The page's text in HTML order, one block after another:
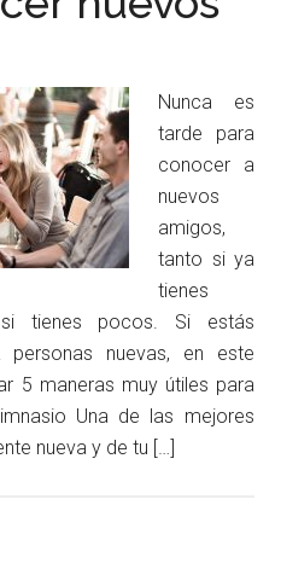
Nunca es
tarde para
conocer a
nuevos
amigos,
tanto si ya
tienes
tienes pocos. Si estás
nuevas, en este
5 maneras muy útiles para
Una de las mejores
nueva y de tu […]